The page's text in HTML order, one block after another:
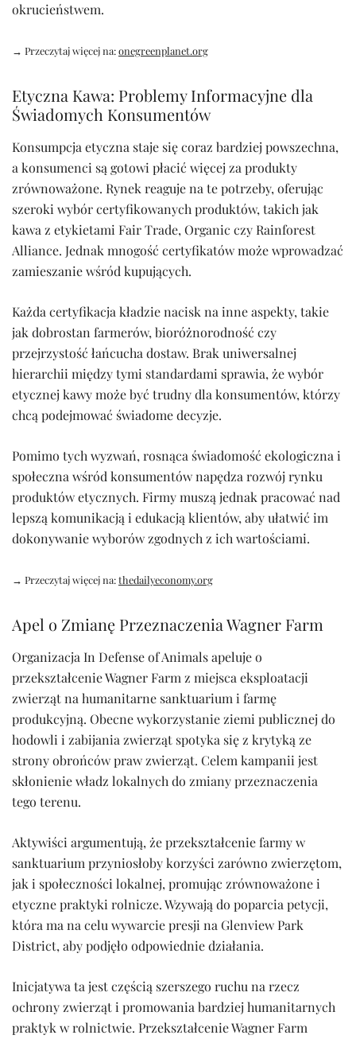
okrucieństwem.
→ Przeczytaj więcej na:onegreenplanet.org
Etyczna Kawa: Problemy Informacyjne dla
Świadomych Konsumentów
Konsumpcja etyczna staje się coraz bardziej powszechna,
a konsumenci są gotowi płacić więcej za produkty
zrównoważone. Rynek reaguje na te potrzeby, oferując
szeroki wybór certyfikowanych produktów, takich jak
kawa z etykietami Fair Trade, Organic czy Rainforest
Alliance. Jednak mnogość certyfikatów może wprowadzać
zamieszanie wśród kupujących.
Każda certyfikacja kładzie nacisk na inne aspekty, takie
jak dobrostan farmerów, bioróżnorodność czy
przejrzystość łańcucha dostaw. Brak uniwersalnej
hierarchii między tymi standardami sprawia, że wybór
etycznej kawy może być trudny dla konsumentów, którzy
chcą podejmować świadome decyzje.
Pomimo tych wyzwań, rosnąca świadomość ekologiczna i
społeczna wśród konsumentów napędza rozwój rynku
produktów etycznych. Firmy muszą jednak pracować nad
lepszą komunikacją i edukacją klientów, aby ułatwić im
dokonywanie wyborów zgodnych z ich wartościami.
→ Przeczytaj więcej na:thedailyeconomy.org
Apel o Zmianę Przeznaczenia Wagner Farm
Organizacja In Defense of Animals apeluje o
przekształcenie Wagner Farm z miejsca eksploatacji
zwierząt na humanitarne sanktuarium i farmę
produkcyjną. Obecne wykorzystanie ziemi publicznej do
hodowli i zabijania zwierząt spotyka się z krytyką ze
strony obrońców praw zwierząt. Celem kampanii jest
skłonienie władz lokalnych do zmiany przeznaczenia
tego terenu.
Aktywiści argumentują, że przekształcenie farmy w
sanktuarium przyniosłoby korzyści zarówno zwierzętom,
jak i społeczności lokalnej, promując zrównoważone i
etyczne praktyki rolnicze. Wzywają do poparcia petycji,
która ma na celu wywarcie presji na Glenview Park
District, aby podjęło odpowiednie działania.
Inicjatywa ta jest częścią szerszego ruchu na rzecz
ochrony zwierząt i promowania bardziej humanitarnych
praktyk w rolnictwie. Przekształcenie Wagner Farm